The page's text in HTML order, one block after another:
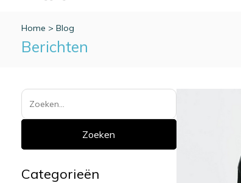
Home > Blog
Berichten
Categorieën